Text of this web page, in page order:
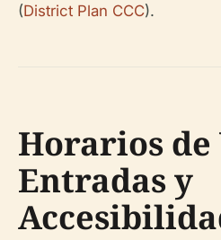
(District Plan CCC).
Horarios de
Entradas y